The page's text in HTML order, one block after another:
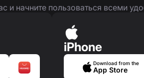
и начните пользоваться всеми
iPhone
Download from the
App Store